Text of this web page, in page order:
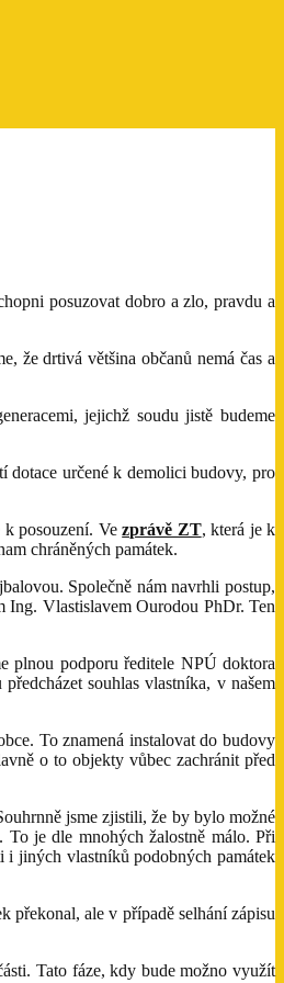
posuzovat dobro a zlo, pravdu a
že drtivá většina občanů nemá čas a
jejichž soudu jistě budeme
dotace určené k demolici budovy, pro
k posouzení. Vezprávě ZT, která je k
chráněných památek.
Společně nám navrhli postup,
Ing. Vlastislavem Ourodou PhDr. Ten
plnou podporu ředitele NPÚ doktora
souhlas vlastníka, v našem
To znamená instalovat do budovy
o to objekty vůbec zachránit před
jsme zjistili, že by bylo možné
je dle mnohých žalostně málo. Při
i jiných vlastníků podobných památek
překonal, ale v případě selhání zápisu
Tato fáze, kdy bude možno využít